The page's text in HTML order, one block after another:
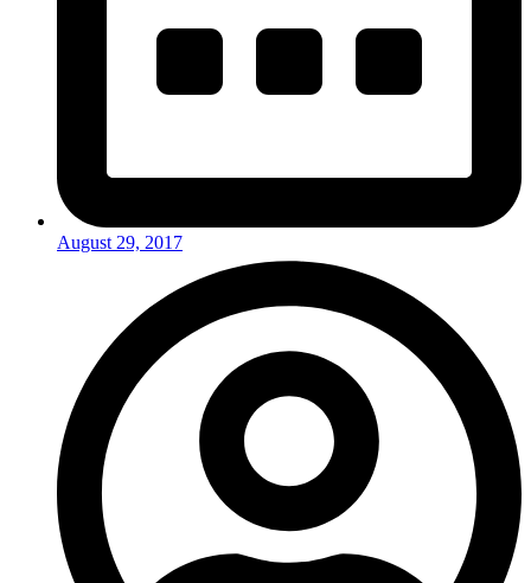
August 29, 2017